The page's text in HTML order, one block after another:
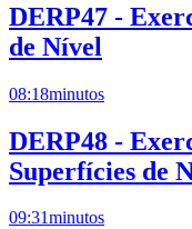
DERP47 -
de Nível
08:18minutos
DERP48 -
Superfícies de
09:31minutos